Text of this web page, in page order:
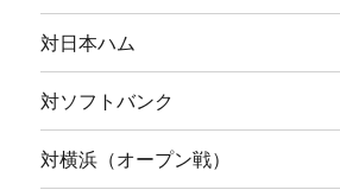
対日本ハム
対ソフトバンク
対横浜（オープン戦）